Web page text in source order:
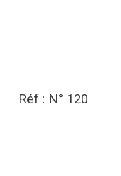
Réf : N° 120